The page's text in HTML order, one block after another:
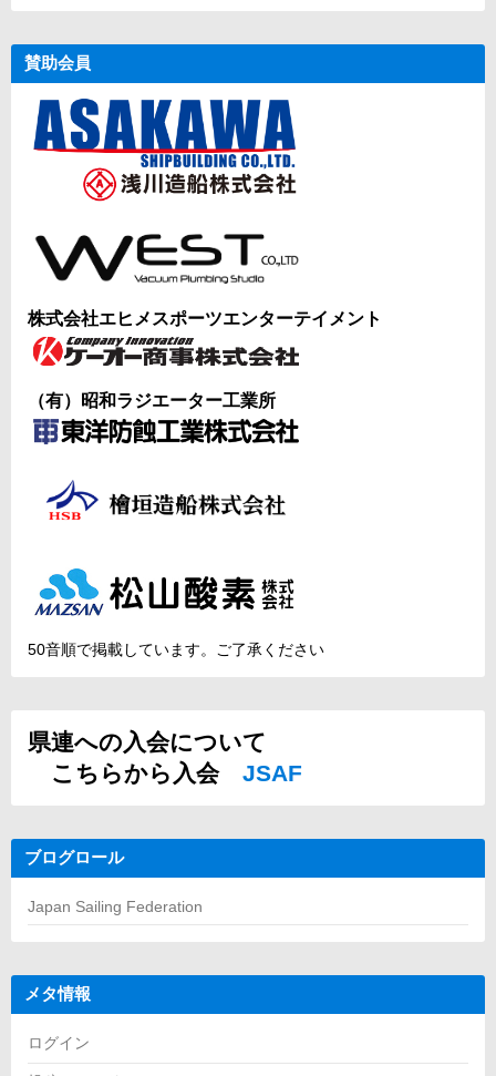
賛助会員
株式会社エヒメスポーツエンターテイメント
（有）昭和ラジエーター工業所
50音順で掲載しています。ご了承ください
県連への入会について
こちらから入会 JSAF
ブログロール
Japan Sailing Federation
メタ情報
ログイン